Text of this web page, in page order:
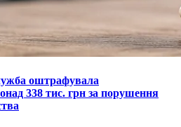
оштрафувала
338 тис. грн за порушення